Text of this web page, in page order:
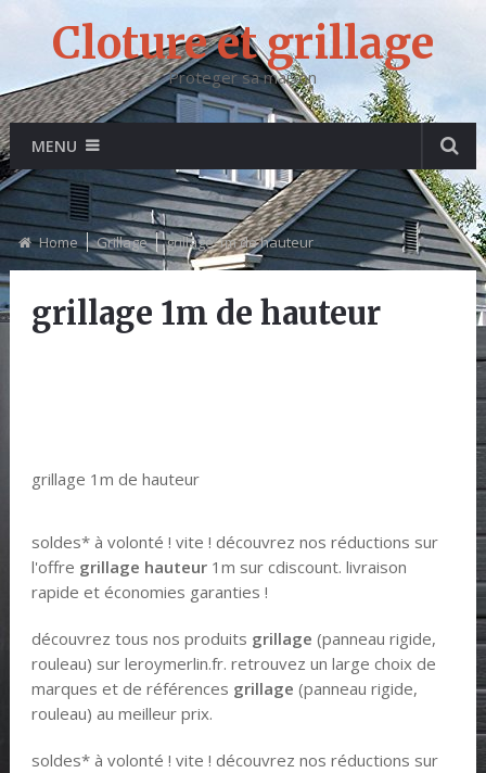
Cloture et grillage
Proteger sa maison
MENU
Home Grillage grillage 1m de hauteur
grillage 1m de hauteur
grillage 1m de hauteur
soldes* à volonté ! vite ! découvrez nos réductions sur
l'offre grillage hauteur1m sur cdiscount. livraison
rapide et économies garanties !
découvrez tous nos produits grillage (panneau rigide,
rouleau) sur leroymerlin.fr. retrouvez un large choix de
marques et de références grillage (panneau rigide,
rouleau) au meilleur prix.
soldes* à volonté ! vite ! découvrez nos réductions sur